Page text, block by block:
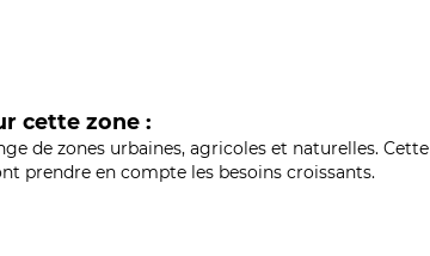
cette zone :
de zones urbaines, agricoles et naturelles. Cette
prendre en compte les besoins croissants.